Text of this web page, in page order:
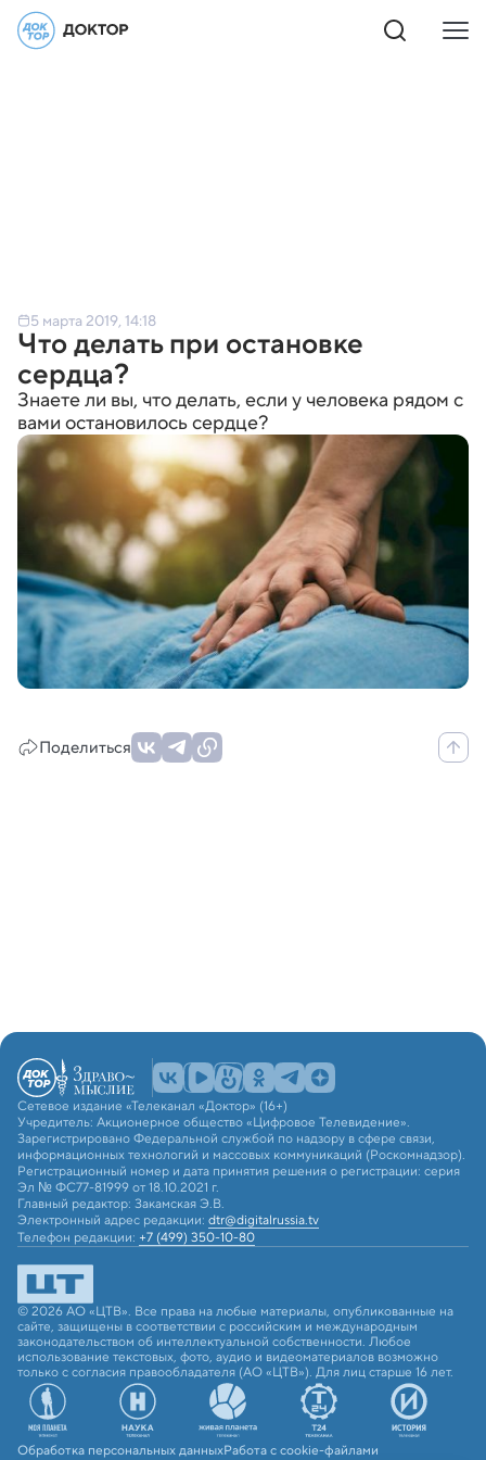
5 марта 2019, 14:18
Что делать при остановке
сердца?
Знаете ли вы, что делать, если у человека рядом с
вами остановилось сердце?
Поделиться
Сетевое издание «Телеканал «Доктор» (16+)
Учредитель: Акционерное общество «Цифровое Телевидение».
Зарегистрировано Федеральной службой по надзору в сфере связи,
информационных технологий и массовых коммуникаций (Роскомнадзор).
Регистрационный номер и дата принятия решения о регистрации: серия
Эл № ФС77-81999 от 18.10.2021 г.
Главный редактор: Закамская Э.В.
Электронный адрес редакции: dtr@digitalrussia.tv
Телефон редакции: +7 (499) 350-10-80
© 2026 АО «ЦТВ». Все права на любые материалы, опубликованные на
сайте, защищены в соответствии с российским и международным
законодательством об интеллектуальной собственности. Любое
использование текстовых, фото, аудио и видеоматериалов возможно
только с согласия правообладателя (АО «ЦТВ»). Для лиц старше 16 лет.
Обработка персональных данныхРабота с cookie-файлами